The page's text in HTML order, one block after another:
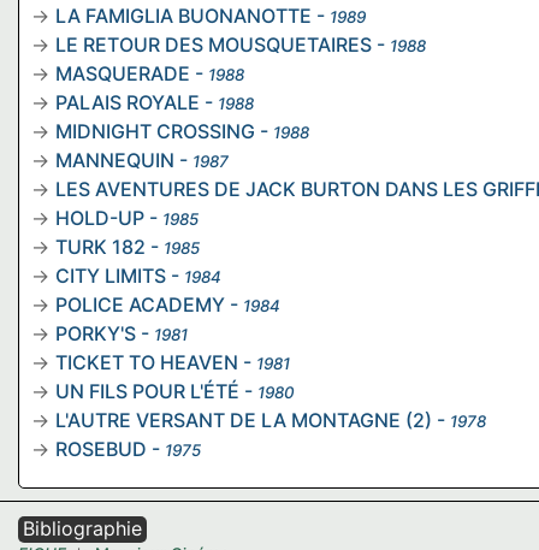
LA FAMIGLIA BUONANOTTE - 1989
LE RETOUR DES MOUSQUETAIRES - 1988
MASQUERADE - 1988
PALAIS ROYALE - 1988
MIDNIGHT CROSSING - 1988
MANNEQUIN - 1987
LES AVENTURES DE JACK BURTON DANS LES
HOLD-UP - 1985
TURK 182 - 1985
CITY LIMITS - 1984
POLICE ACADEMY - 1984
PORKY'S - 1981
TICKET TO HEAVEN - 1981
UN FILS POUR L'ÉTÉ - 1980
L'AUTRE VERSANT DE LA MONTAGNE (2) - 1978
ROSEBUD - 1975
Bibliographie